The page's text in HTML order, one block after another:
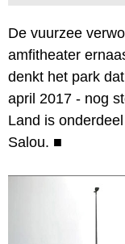
De vuurzee
amfitheater
denkt het park
april 2017 - nog
Land is
Salou. ■